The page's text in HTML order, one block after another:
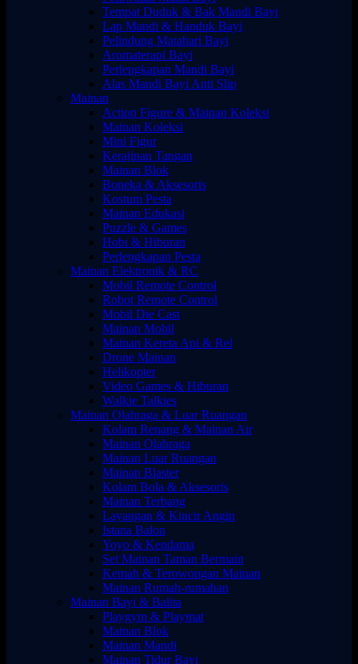
Tempat Duduk & Bak Mandi Bayi
Lap Mandi & Handuk Bayi
Pelindung Matahari Bayi
Aromaterapi Bayi
Perlengkapan Mandi Bayi
Alas Mandi Bayi Anti Slip
Mainan
Action Figure & Mainan Koleksi
Mainan Koleksi
Mini Figur
Kerajinan Tangan
Mainan Blok
Boneka & Aksesoris
Kostum Pesta
Mainan Edukasi
Puzzle & Games
Hobi & Hiburan
Perlengkapan Pesta
Mainan Elektronik & RC
Mobil Remote Control
Robot Remote Control
Mobil Die Cast
Mainan Mobil
Mainan Kereta Api & Rel
Drone Mainan
Helikopter
Video Games & Hiburan
Walkie Talkies
Mainan Olahraga & Luar Ruangan
Kolam Renang & Mainan Air
Mainan Olahraga
Mainan Luar Ruangan
Mainan Blaster
Kolam Bola & Aksesoris
Mainan Terbang
Layangan & Kincir Angin
Istana Balon
Yoyo & Kendama
Set Mainan Taman Bermain
Kemah & Terowongan Mainan
Mainan Rumah-rumahan
Mainan Bayi & Balita
Playgym & Playmat
Mainan Blok
Mainan Mandi
Mainan Tidur Bayi